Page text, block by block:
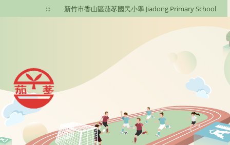
移至網頁之主要內容區位置
::: 新竹市香山區茄苳國民小學 Jiadong Primary School